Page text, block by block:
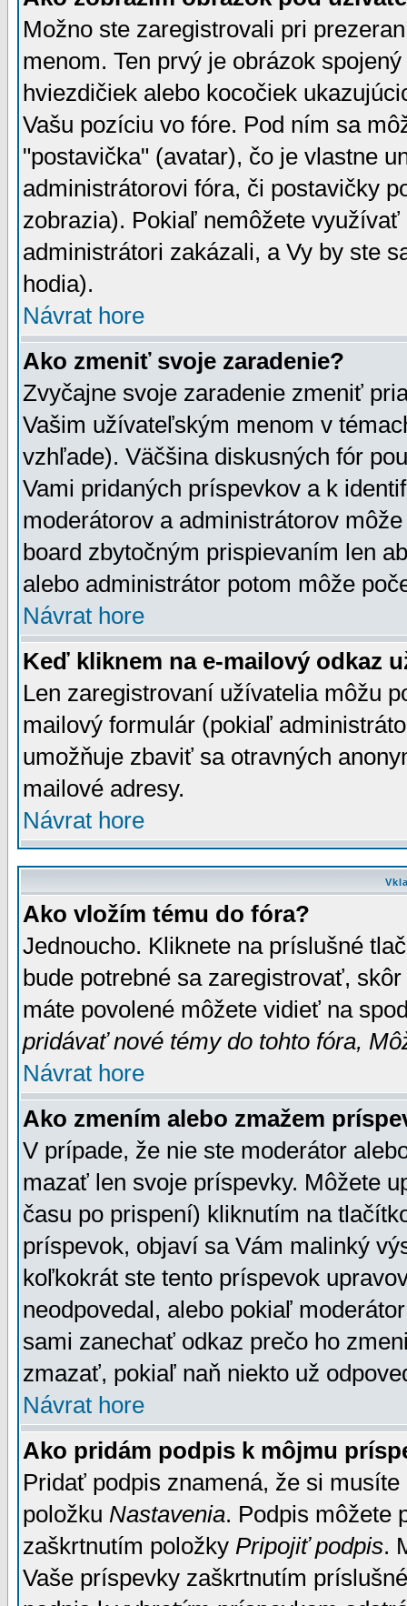
Možno ste zaregistrovali pri
menom. Ten prvý je obrázok
hviezdičiek alebo kocočiek
Vašu pozíciu vo fóre. Pod ním sa
"postavička" (avatar), čo je vlastne
administrátorovi fóra, či postavičky
zobrazia). Pokiaľ nemôžete
administrátori zakázali, a Vy by ste
hodia).
Návrat hore
Ako zmeniť svoje zaradenie?
Zvyčajne svoje zaradenie zmeniť
Vašim užívateľským menom v
vzhľade). Väčšina diskusných fór
Vami pridaných príspevkov a k
moderátorov a administrátorov
board zbytočným prispievaním len
alebo administrátor potom môže
Návrat hore
Keď kliknem na e-mailový odkaz
Len zaregistrovaní užívatelia môžu
mailový formulár (pokiaľ
umožňuje zbaviť sa otravných
mailové adresy.
Návrat hore
Ako vložím tému do fóra?
Jednoucho. Kliknete na príslušné
bude potrebné sa zaregistrovať,
máte povolené môžete vidieť na
pridávať nové témy do tohto fóra,
Návrat hore
Ako zmením alebo zmažem
V prípade, že nie ste moderátor
mazať len svoje príspevky. Môžete
času po prispení) kliknutím na
príspevok, objaví sa Vám malinký
koľkokrát ste tento príspevok
neodpovedal, alebo pokiaľ
sami zanechať odkaz prečo ho
zmazať, pokiaľ naň niekto už
Návrat hore
Ako pridám podpis k môjmu
Pridať podpis znamená, že si
položku Nastavenia. Podpis môžete
zaškrtnutím položky Pripojiť podpis.
Vaše príspevky zaškrtnutím